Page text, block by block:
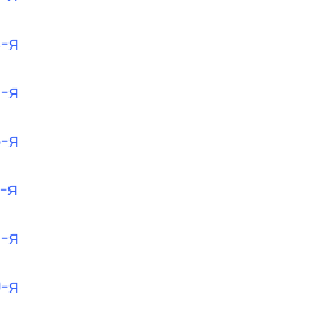
я
я
я
я
я
я